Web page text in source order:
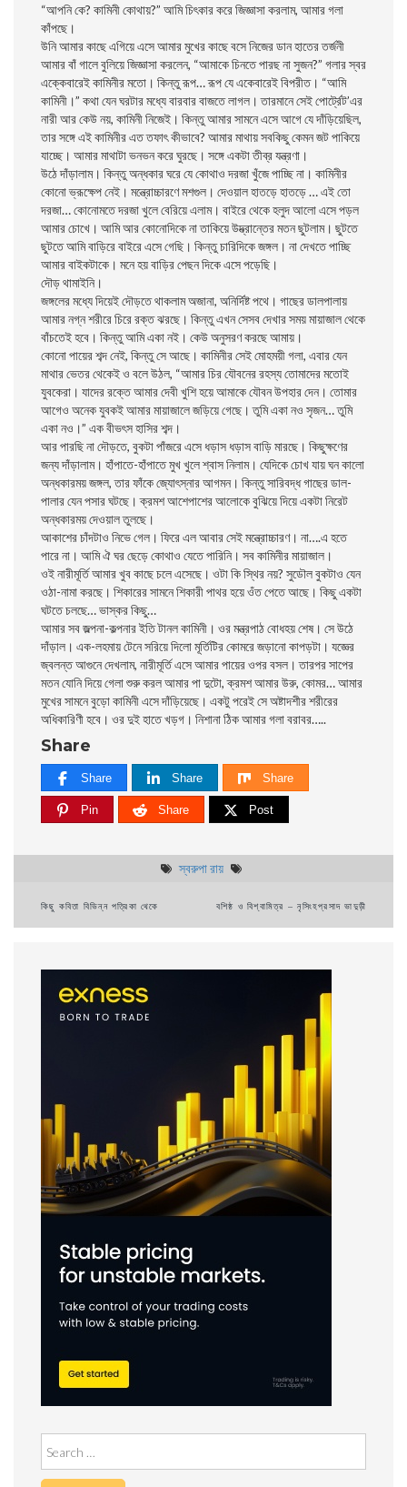
“আপনি কে? কামিনী কোথায়?” আমি চিৎকার করে জিজ্ঞাসা করলাম, আমার গলা
কাঁপছে।
উনি আমার কাছে এগিয়ে এসে আমার মুখের কাছে বসে নিজের ডান হাতের তর্জনী
আমার বাঁ গালে বুলিয়ে জিজ্ঞাসা করলেন, “আমাকে চিনতে পারছ না সুজন?” গলার স্বর
এক্কেবারেই কামিনীর মতো। কিন্তু রূপ… রূপ যে একেবারেই বিপরীত। “আমি
কামিনী।” কথা যেন ঘরটার মধ্যে বারবার বাজতে লাগল। তারমানে সেই পোর্ট্রেট’এর
নারী আর কেউ নয়, কামিনী নিজেই। কিন্তু আমার সামনে এসে আগে যে দাঁড়িয়েছিল,
তার সঙ্গে এই কামিনীর এত তফাৎ কীভাবে? আমার মাথায় সবকিছু কেমন জট পাকিয়ে
যাচ্ছে। আমার মাথাটা ভনভন করে ঘুরছে। সঙ্গে একটা তীব্র যন্ত্রণা।
উঠে দাঁড়ালাম। কিন্তু অন্ধকার ঘরে যে কোথাও দরজা খুঁজে পাচ্ছি না। কামিনীর
কোনো ভ্রূক্ষেপ নেই। মন্ত্রোচ্চারণে মশগুল। দেওয়াল হাতড়ে হাতড়ে … এই তো
দরজা… কোনোমতে দরজা খুলে বেরিয়ে এলাম। বাইরে থেকে হলুদ আলো এসে পড়ল
আমার চোখে। আমি আর কোনোদিকে না তাকিয়ে উদ্ভ্রান্তের মতন ছুটলাম। ছুটতে
ছুটতে আমি বাড়িরে বাইরে এসে গেছি। কিন্তু চারিদিকে জঙ্গল। না দেখতে পাচ্ছি
আমার বাইকটাকে। মনে হয় বাড়ির পেছন দিকে এসে পড়েছি।
দৌড় থামাইনি।
জঙ্গলের মধ্যে দিয়েই দৌড়তে থাকলাম অজানা, অনির্দিষ্ট পথে। গাছের ডালপালায়
আমার নগ্ন শরীরে চিরে রক্ত ঝরছে। কিন্তু এখন সেসব দেখার সময় মায়াজাল থেকে
বাঁচতেই হবে। কিন্তু আমি একা নই। কেউ অনুসরণ করছে আমায়।
কোনো পায়ের শব্দ নেই, কিন্তু সে আছে। কামিনীর সেই মোহময়ী গলা, এবার যেন
মাথার ভেতর থেকেই ও বলে উঠল, “আমার চির যৌবনের রহস্য তোমাদের মতোই
যুবকেরা। যাদের রক্তে আমার দেবী খুশি হয়ে আমাকে যৌবন উপহার দেন। তোমার
আগেও অনেক যুবকই আমার মায়াজালে জড়িয়ে গেছে। তুমি একা নও সৃজন… তুমি
একা নও।” এক বীভৎস হাসির শব্দ।
আর পারছি না দৌড়তে, বুকটা পাঁজরে এসে ধড়াস ধড়াস বাড়ি মারছে। কিছুক্ষণের
জন্য দাঁড়ালাম। হাঁপাতে-হাঁপাতে মুখ খুলে শ্বাস নিলাম। যেদিকে চোখ যায় ঘন কালো
অন্ধকারময় জঙ্গল, তার ফাঁকে জ্যোৎস্নার আগমন। কিন্তু সারিবদ্ধ গাছের ডাল-
পালার যেন পসার ঘটছে। ক্রমশ আশেপাশের আলোকে বুঝিয়ে দিয়ে একটা নিরেট
অন্ধকারময় দেওয়াল তুলছে।
আকাশের চাঁদটাও নিভে গেল। ফিরে এল আবার সেই মন্ত্রোচ্চারণ। না….এ হতে
পারে না। আমি ঐ ঘর ছেড়ে কোথাও যেতে পারিনি। সব কামিনীর মায়াজাল।
ওই নারীমূর্তি আমার খুব কাছে চলে এসেছে। ওটা কি স্থির নয়? সুডৌল বুকটাও যেন
ওঠা-নামা করছে। শিকারের সামনে শিকারী পাথর হয়ে ওঁত পেতে আছে। কিছু একটা
ঘটতে চলছে… ভাস্কর কিছু…
আমার সব জল্পনা-কল্পনার ইতি টানল কামিনী। ওর মন্ত্রপাঠ বোধহয় শেষ। সে উঠে
দাঁড়াল। এক-লহমায় টেনে সরিয়ে দিলো মূর্তিটির কোমরে জড়ানো কাপড়টা। যজ্ঞের
জ্বলন্ত আগুনে দেখলাম, নারীমূর্তি এসে আমার পায়ের ওপর বসল। তারপর সাপের
মতন যোনি দিয়ে গেলা শুরু করল আমার পা দুটো, ক্রমশ আমার উরু, কোমর… আমার
মুখের সামনে বুড়ো কামিনী এসে দাঁড়িয়েছে। একটু পরেই সে অষ্টাদশীর শরীরের
অধিকারিণী হবে। ওর দুই হাতে খড়গ। নিশানা ঠিক আমার গলা বরাবর…..
Share
Share Share Share
Pin Share Post
স্বরুপা রায়
Post
কিছু কবিতা বিভিন্ন পত্রিকা থেকে বশিষ্ঠ ও বিশ্বামিত্র – নৃসিংহপ্রসাদ ভাদুড়ী
for: